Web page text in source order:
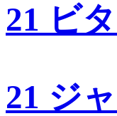
21 ビ
21 ジ